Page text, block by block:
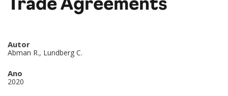
Trade Agreements
Autor
Abman R., Lundberg C.
Ano
2020